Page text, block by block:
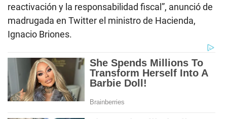
reactivación y la responsabilidad fiscal”, anunció de
madrugada en Twitter el ministro de Hacienda,
Ignacio Briones.